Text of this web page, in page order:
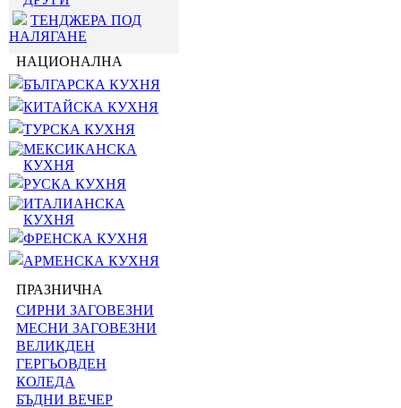
ТЕНДЖЕРА ПОД
НАЛЯГАНЕ
НАЦИОНАЛНА
БЪЛГАРСКА КУХНЯ
КИТАЙСКА КУХНЯ
ТУРСКА КУХНЯ
МЕКСИКАНСКА
КУХНЯ
РУСКА КУХНЯ
ИТАЛИАНСКА
КУХНЯ
ФРЕНСКА КУХНЯ
АРМЕНСКА КУХНЯ
ПРАЗНИЧНА
СИРНИ ЗАГОВЕЗНИ
МЕСНИ ЗАГОВЕЗНИ
ВЕЛИКДЕН
ГЕРГЬОВДЕН
КОЛЕДА
БЪДНИ ВЕЧЕР